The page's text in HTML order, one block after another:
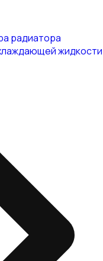
радиатора
жидкости